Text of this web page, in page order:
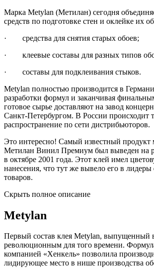
Марка Metylan (Метилан) сегодня
средств по подготовке стен и оклейке их
· средства для снятия старых обоев;
· клеевые составы для разных типов
· составы для подклеивания стыков.
Metylan полностью производится в
разработки формул и заканчивая
готовое сырье доставляют на завод
Санкт-Петербургом. В России происходит
распространение по сети дистрибьюторов.
Это интересно! Самый известный продукт
Метилан Винил Премиум был выведен на
в октябре 2001 года. Этот клей имел
нанесения, что тут же вывело его в
товаров.
Скрыть полное описание
Metylan
Первый состав клея Metylan, выпущенный
революционным для того времени.
компанией «Хенкель» позволила
лидирующее место в нише производства